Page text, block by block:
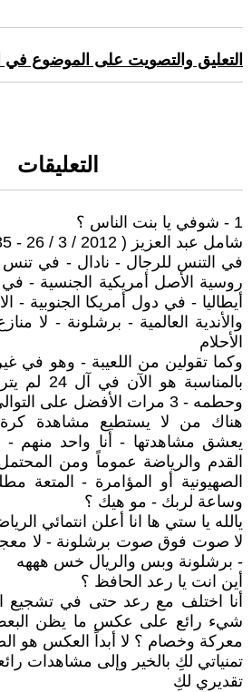
التعليق والتصويت على الموضوع في
التعليقات
1 - شوفي يا بنت الناس ؟
شامل عبد العزيز ( 2012 / 3 / 26 - 09:35 )
في التنس للرجال - نادال - في تنس
روسية الأصل أمريكية الجنسية - في
أيطاليا - في دول أمريكا الجنوبية -
والأندية العالمية - برشلونة - لا
الأحلام
وكما تقولين من اللعيبة - وهو في
بالمناسبة
وحطمه - 3 مرات الأفضل على التوالي - وبعد وبعد ..
هناك من لا يستطيع مشاهدة
يعشق مشاهدتها - أنا واحد منهم
القدم والرياضة عموماً ومن
الصهيونية أو المؤامرة - المتعة
وساعة لربك - مو هيك ؟
يالله يا ستي ها انا أعلن انتمائي
لا صوت فوق صوت برشلونة - لا
- برشلونة وبس والريال خس هههه
أين انت يا رعد الحافظ ؟
أنا اختلف مع رعد حتى في تشجيع
شيء رائع على عكس ما يظن
معركة وخصام ؟ لا أبداً العكس هو
تمنياتي لكِ بالخير وإلى مشاهدات
تقديري لكِ